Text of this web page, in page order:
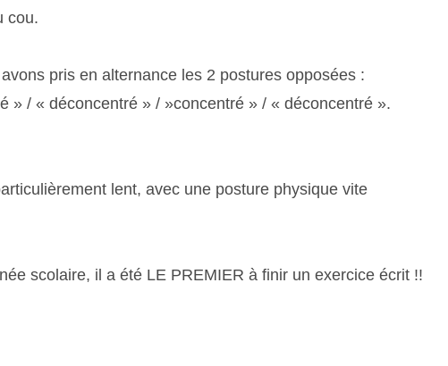
cou.
pris en alternance les 2 postures opposées :
» / « déconcentré » / »concentré » / « déconcentré ».
lent, avec une posture physique vite
scolaire, il a été LE PREMIER à finir un exercice écrit !!